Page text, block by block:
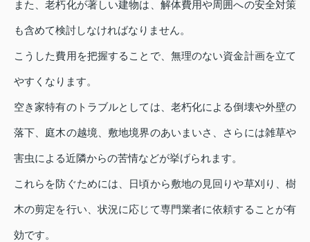
また、老朽化が著しい建物は、解体費用や周囲への安全対策
も含めて検討しなければなりません。
こうした費用を把握することで、無理のない資金計画を立て
やすくなります。
空き家特有のトラブルとしては、老朽化による倒壊や外壁の
落下、庭木の越境、敷地境界のあいまいさ、さらには雑草や
害虫による近隣からの苦情などが挙げられます。
これらを防ぐためには、日頃から敷地の見回りや草刈り、樹
木の剪定を行い、状況に応じて専門業者に依頼することが有
効です。